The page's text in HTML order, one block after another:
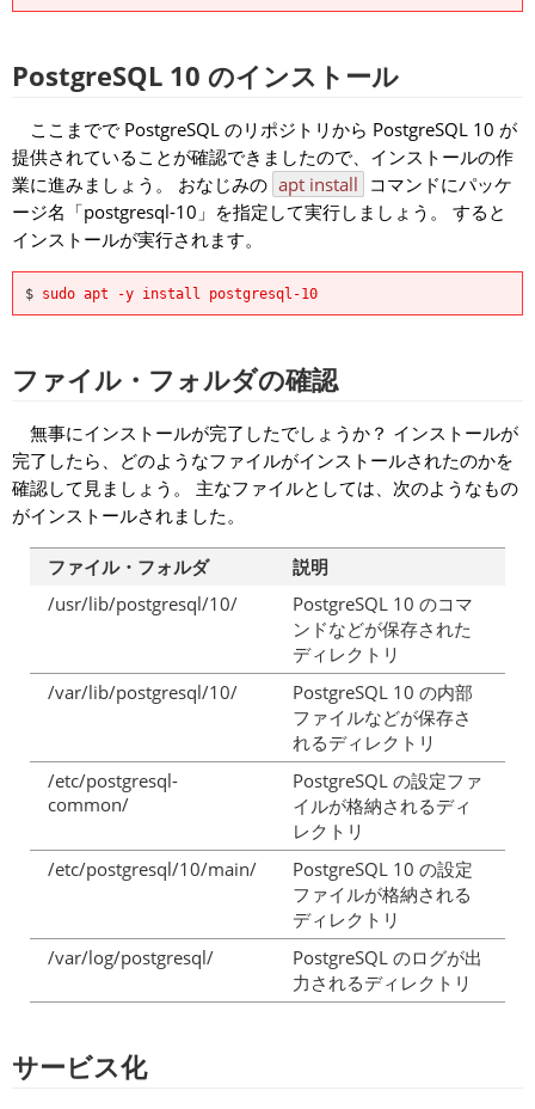
PostgreSQL 10 のインストール
ここまでで PostgreSQL のリポジトリから PostgreSQL 10 が
提供されていることが確認できましたので、インストールの作
業に進みましょう。 おなじみの apt install コマンドにパッケ
ージ名「postgresql-10」を指定して実行しましょう。 すると
インストールが実行されます。
$ sudo apt -y install postgresql-10
ファイル・フォルダの確認
無事にインストールが完了したでしょうか？ インストールが
完了したら、どのようなファイルがインストールされたのかを
確認して見ましょう。 主なファイルとしては、次のようなもの
がインストールされました。
ファイル・フォルダ
説明
/usr/lib/postgresql/10/
PostgreSQL 10 のコマ
ンドなどが保存された
ディレクトリ
/var/lib/postgresql/10/
PostgreSQL 10 の内部
ファイルなどが保存さ
れるディレクトリ
/etc/postgresql-
common/
PostgreSQL の設定ファ
イルが格納されるディ
レクトリ
/etc/postgresql/10/main/
PostgreSQL 10 の設定
ファイルが格納される
ディレクトリ
/var/log/postgresql/
PostgreSQL のログが出
力されるディレクトリ
サービス化